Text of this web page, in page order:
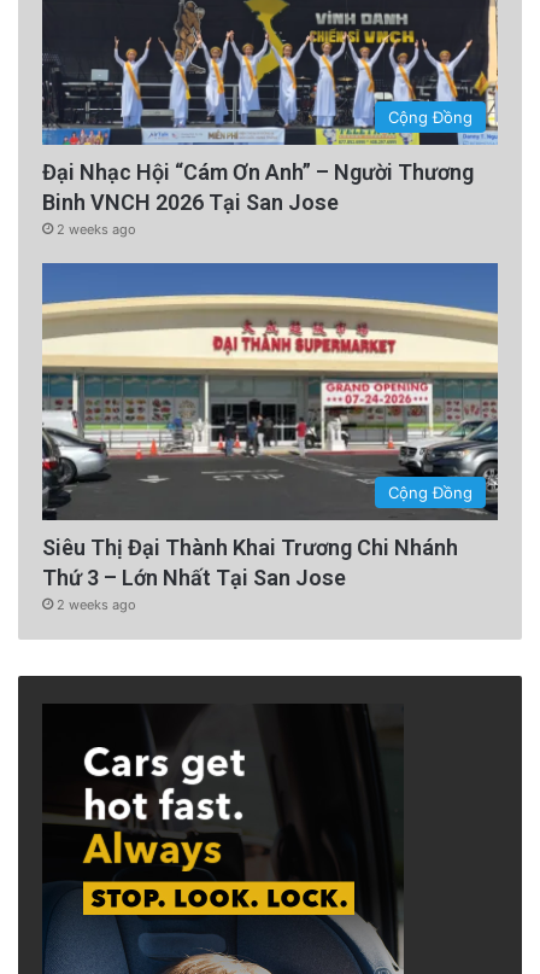
Cộng Đồng
Đại Nhạc Hội “Cám Ơn Anh” – Người Thương
Binh VNCH 2026 Tại San Jose
2 weeks ago
Cộng Đồng
Siêu Thị Đại Thành Khai Trương Chi Nhánh
Thứ 3 – Lớn Nhất Tại San Jose
2 weeks ago